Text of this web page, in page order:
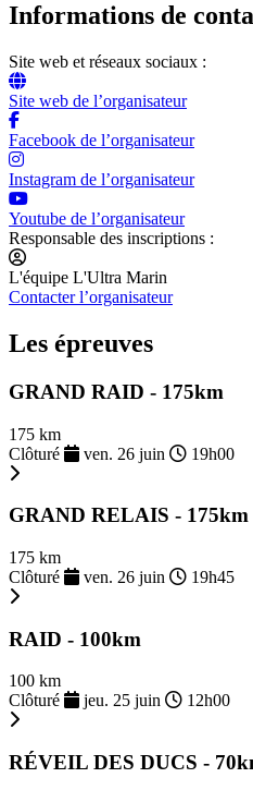
Informations de
Site web et réseaux sociaux :
Site web de l’organisateur
Facebook de l’organisateur
Instagram de l’organisateur
Youtube de l’organisateur
Responsable des inscriptions :
L'équipe L'Ultra Marin
Contacter l’organisateur
Les épreuves
GRAND RAID - 175km
175 km
Clôturé
ven. 26 juin 19h00
GRAND RELAIS - 175km
175 km
Clôturé
ven. 26 juin 19h45
RAID - 100km
100 km
Clôturé
jeu. 25 juin 12h00
RÉVEIL DES DUCS -